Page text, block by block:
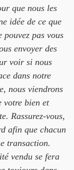
que nous les
idée de ce que
pas vous
envoyer des
voir si nous
dans notre
nous viendrons
votre bien et
Rassurez-vous,
afin que chacun
transaction.
vendu se fera